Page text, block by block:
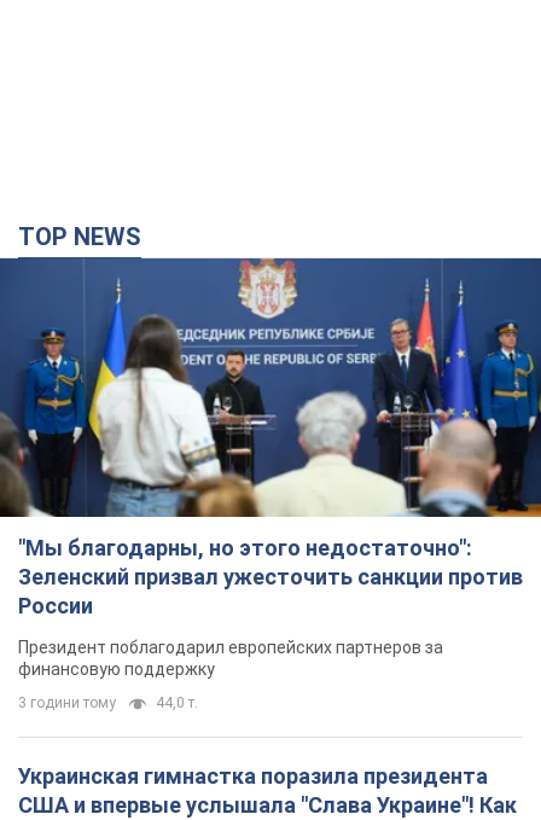
TOP NEWS
"Мы благодарны, но этого недостаточно":
Зеленский призвал ужесточить санкции против
России
Президент поблагодарил европейских партнеров за
финансовую поддержку
3 години тому 44,0 т.
Украинская гимнастка поразила президента
США и впервые услышала "Слава Украине"! Как